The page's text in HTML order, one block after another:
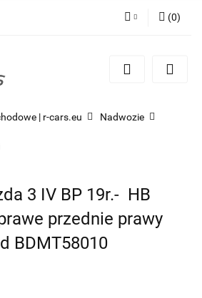
Zarejestruj się
(0)
| r-cars.eu Nadwozie
3 IV BP 19r.- HB
przednie prawy
BDMT58010